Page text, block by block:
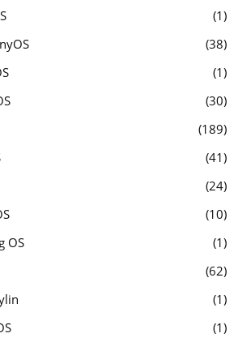
1
38
1
30
189
41
24
10
OS
1
62
1
1